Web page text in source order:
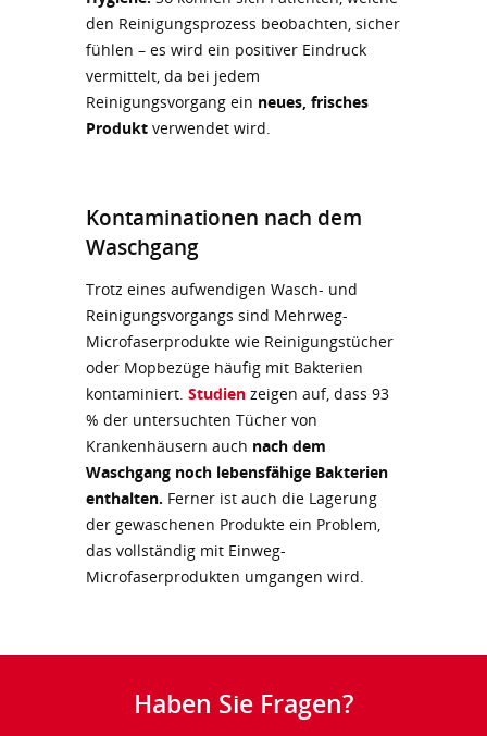
den Reinigungsprozess beobachten, sicher
fühlen – es wird ein positiver Eindruck
vermittelt, da bei jedem
Reinigungsvorgang ein neues, frisches
Produkt verwendet wird.
Kontaminationen nach dem
Waschgang
Trotz eines aufwendigen Wasch- und
Reinigungsvorgangs sind Mehrweg-
Microfaserprodukte wie Reinigungstücher
oder Mopbezüge häufig mit Bakterien
kontaminiert. Studien zeigen auf, dass 93
% der untersuchten Tücher von
Krankenhäusern auch nach dem
Waschgang noch lebensfähige Bakterien
enthalten. Ferner ist auch die Lagerung
der gewaschenen Produkte ein Problem,
das vollständig mit Einweg-
Microfaserprodukten umgangen wird.
Haben Sie Fragen?